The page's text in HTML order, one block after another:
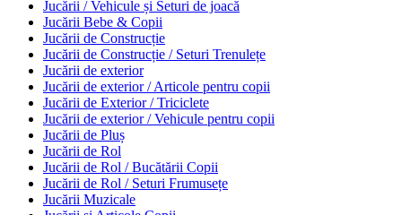
Jucării / Vehicule și Seturi de joacă
Jucării Bebe & Copii
Jucării de Construcție
Jucării de Construcție / Seturi Trenulețe
Jucării de exterior
Jucării de exterior / Articole pentru copii
Jucării de Exterior / Triciclete
Jucării de exterior / Vehicule pentru copii
Jucării de Pluș
Jucării de Rol
Jucării de Rol / Bucătării Copii
Jucării de Rol / Seturi Frumusețe
Jucării Muzicale